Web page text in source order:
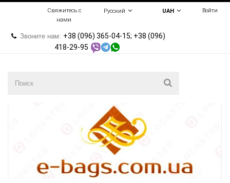
Войти
UAH
Русский
Свяжитесь с
нами
Звоните нам: +38 (096) 365-04-15; +38 (096)
418-29-95